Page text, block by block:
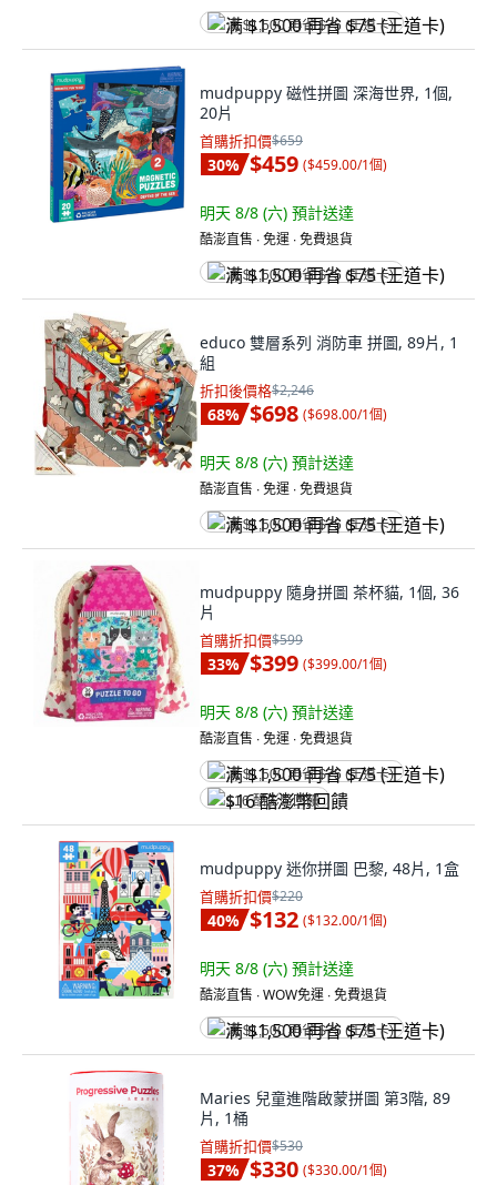
满 $1,500 再省 $75 (王道卡)
mudpuppy 磁性拼圖 深海世界, 1個,
20片
首購折扣價$659
30% $459 ($459.00/1個)
明天 8/8 (六) 預計送達
酷澎直售 ∙ 免運 ∙ 免費退貨
满 $1,500 再省 $75 (王道卡)
educo 雙層系列 消防車 拼圖, 89片, 1
組
折扣後價格$2,246
68% $698 ($698.00/1個)
明天 8/8 (六) 預計送達
酷澎直售 ∙ 免運 ∙ 免費退貨
满 $1,500 再省 $75 (王道卡)
mudpuppy 隨身拼圖 茶杯貓, 1個, 36
片
首購折扣價$599
33% $399 ($399.00/1個)
明天 8/8 (六) 預計送達
酷澎直售 ∙ 免運 ∙ 免費退貨
满 $1,500 再省 $75 (王道卡)
$16 酷澎幣回饋
mudpuppy 迷你拼圖 巴黎, 48片, 1盒
首購折扣價$220
40% $132 ($132.00/1個)
明天 8/8 (六) 預計送達
酷澎直售 ∙ WOW免運 ∙ 免費退貨
满 $1,500 再省 $75 (王道卡)
Maries 兒童進階啟蒙拼圖 第3階, 89
片, 1桶
首購折扣價$530
37% $330 ($330.00/1個)